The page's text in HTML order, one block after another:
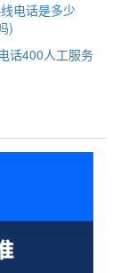
电话是多少
)
话400人工服务